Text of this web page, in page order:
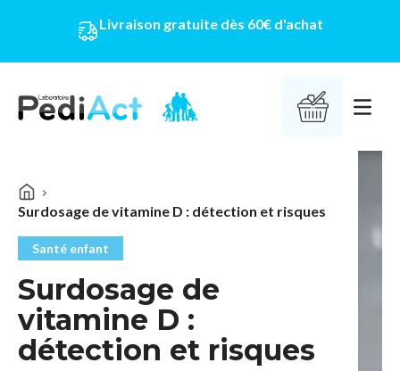
Livraison gratuite dès 60€ d'achat
Surdosage de vitamine D : détection et risques
Santé enfant
Surdosage de
vitamine D :
détection et risques